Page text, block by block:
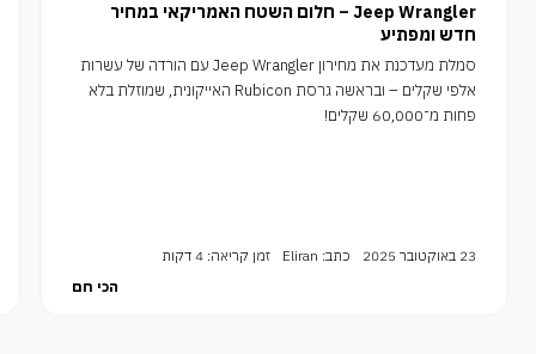
Jeep Wrangler – חלום השטח האמריקאי במחיר
חדש ומפתיע
סמלת מעדכנת את מחירון Jeep Wrangler עם הורדה של עשרות
אלפי שקלים – ובראשה גרסת Rubicon האייקונית, שמוזלת בלא
פחות מ־60,000 שקלים!
23 באוקטובר 2025 כתב: Eliran
זמן קריאה: 4 דקות
הכי חם